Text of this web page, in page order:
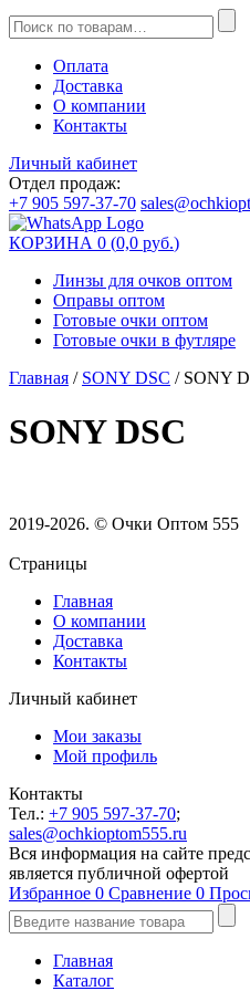
Оплата
Доставка
О компании
Контакты
Личный кабинет
Отдел продаж:
+7 905 597-37-70
КОРЗИНА 0 (0,0 руб.)
Линзы для очков оптом
Оправы оптом
Готовые очки оптом
Готовые очки в футляре
Главная / SONY DSC / SONY
SONY DSC
2019-2026. © Очки Оптом 555
Страницы
Главная
О компании
Доставка
Контакты
Личный кабинет
Мои заказы
Мой профиль
Контакты
Тел.: +7 905 597-37-70;
sales@ochkioptom555.ru
Вся информация на сайте
является публичной офертой
Избранное 0 Сравнение 0
Главная
Каталог